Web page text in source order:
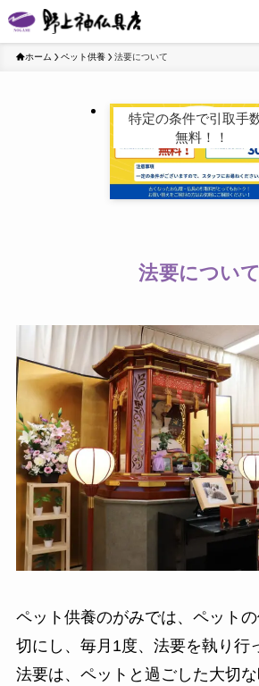
ホーム ペット供養 法要について
特定の条件で引取手
無料！！
法要について
ペット供養のがみでは、ペット
切にし、毎月1度、法要を執り行
法要は、ペットと過ごした大切な